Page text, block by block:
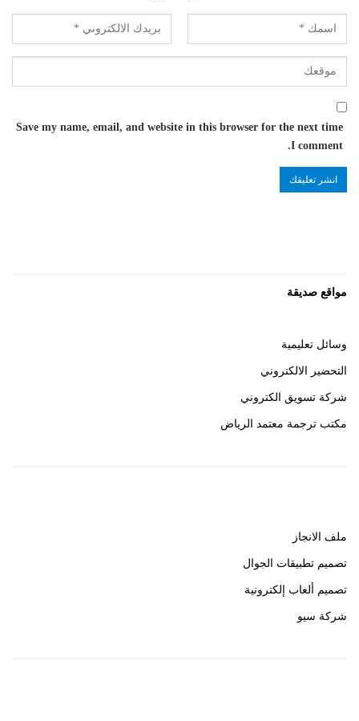
Save my name, email, and website in this browser for the next time
I comment.
مواقع صديقة
وسائل تعليمية
التحضير الالكتروني
شركة تسويق الكتروني
مكتب ترجمة معتمد الرياض
ملف الانجاز
تصميم تطبيقات الجوال
تصميم ألعاب إلكترونية
شركة سيو